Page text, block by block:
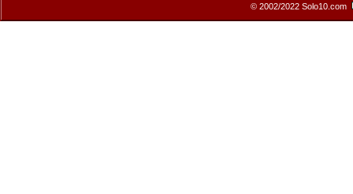
© 2002/2022 Solo10.com